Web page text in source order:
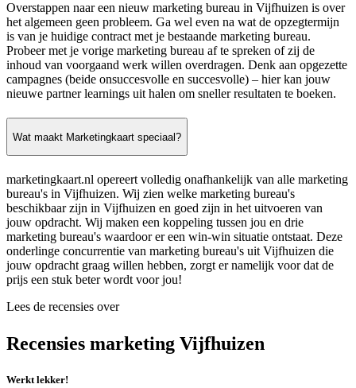
Overstappen naar een nieuw marketing bureau in Vijfhuizen is over
het algemeen geen probleem. Ga wel even na wat de opzegtermijn
is van je huidige contract met je bestaande marketing bureau.
Probeer met je vorige marketing bureau af te spreken of zij de
inhoud van voorgaand werk willen overdragen. Denk aan opgezette
campagnes (beide onsuccesvolle en succesvolle) – hier kan jouw
nieuwe partner learnings uit halen om sneller resultaten te boeken.
Wat maakt Marketingkaart speciaal?
marketingkaart.nl opereert volledig onafhankelijk van alle marketing
bureau's in Vijfhuizen. Wij zien welke marketing bureau's
beschikbaar zijn in Vijfhuizen en goed zijn in het uitvoeren van
jouw opdracht. Wij maken een koppeling tussen jou en drie
marketing bureau's waardoor er een win-win situatie ontstaat. Deze
onderlinge concurrentie van marketing bureau's uit Vijfhuizen die
jouw opdracht graag willen hebben, zorgt er namelijk voor dat de
prijs een stuk beter wordt voor jou!
Lees de recensies over
Recensies marketing Vijfhuizen
Werkt lekker!